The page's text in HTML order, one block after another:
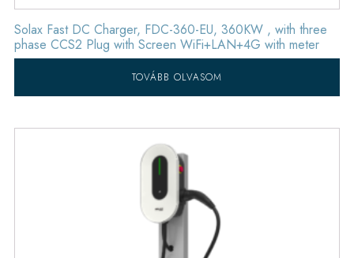
Solax Fast DC Charger, FDC-360-EU, 360KW , with three
phase CCS2 Plug with Screen WiFi+LAN+4G with meter
TOVÁBB OLVASOM